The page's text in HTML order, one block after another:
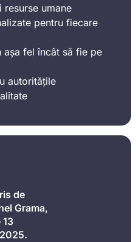
umane
pentru fiecare
așa fel încât să fie pe
autoritățile
de
Grama,
13